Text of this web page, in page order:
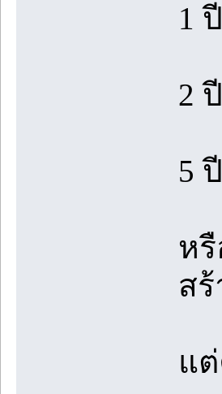
1 ปี
2 ปี
5 ปี
ห
ส
แ